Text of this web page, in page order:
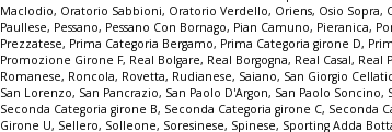
Maclodio, Oratorio Sabbioni, Oratorio Verdello, Oriens, Osio Sopra,
Paullese, Pessano, Pessano Con Bornago, Pian Camuno, Pieranica,
Prezzatese, Prima Categoria Bergamo, Prima Categoria girone D,
Promozione Girone F, Real Bolgare, Real Borgogna, Real Casal, Real
Romanese, Roncola, Rovetta, Rudianese, Saiano, San Giorgio
San Lorenzo, San Pancrazio, San Paolo D'Argon, San Paolo Soncino,
Seconda Categoria girone B, Seconda Categoria girone C, Seconda
Girone U, Sellero, Solleone, Soresinese, Spinese, Sporting Adda